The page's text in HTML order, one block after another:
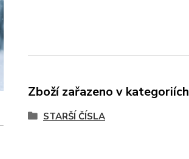
Zboží zařazeno v kategoriích
STARŠÍ ČÍSLA